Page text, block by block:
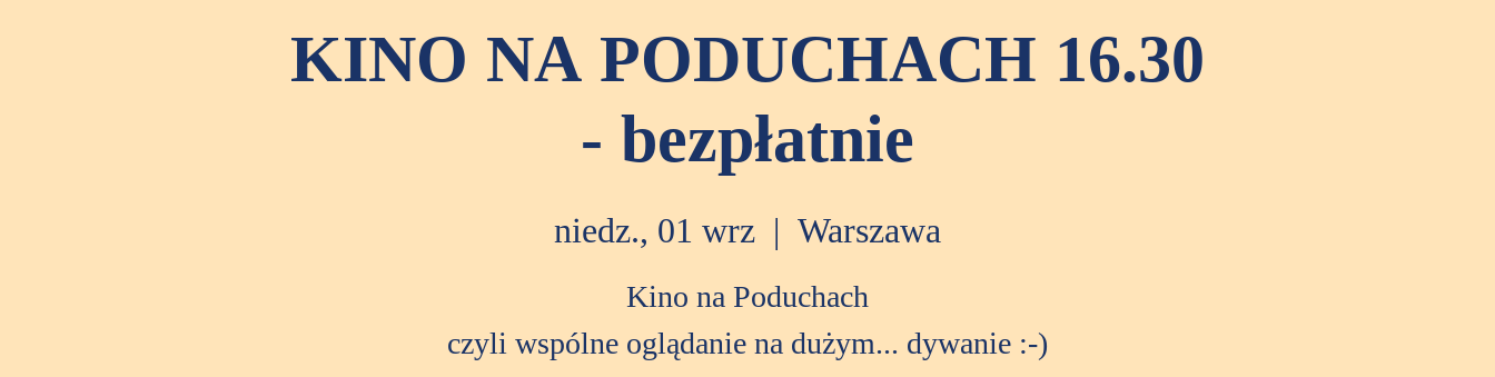
KINO NA PODUCHACH 16.30
- bezpłatnie
niedz., 01 wrz
  |
Warszawa
Kino na Poduchach
czyli wspólne oglądanie na dużym... dywanie :-)